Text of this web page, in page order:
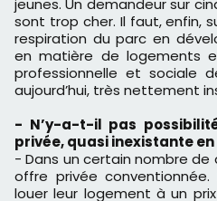
jeunes. Un demandeur sur
sont trop cher. Il faut, enfin,
respiration du parc en
en matière de logements
professionnelle et sociale
aujourd’hui, très nettement
- N’y-a-t-il pas
privée, quasi inexistante en
- Dans un certain nombre
offre privée
louer leur logement à un